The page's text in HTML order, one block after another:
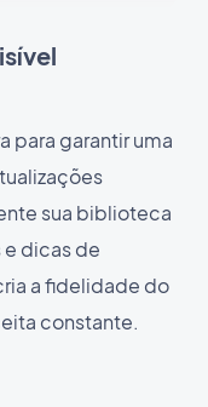
para garantir uma
sua biblioteca
dicas de
a fidelidade do
constante.